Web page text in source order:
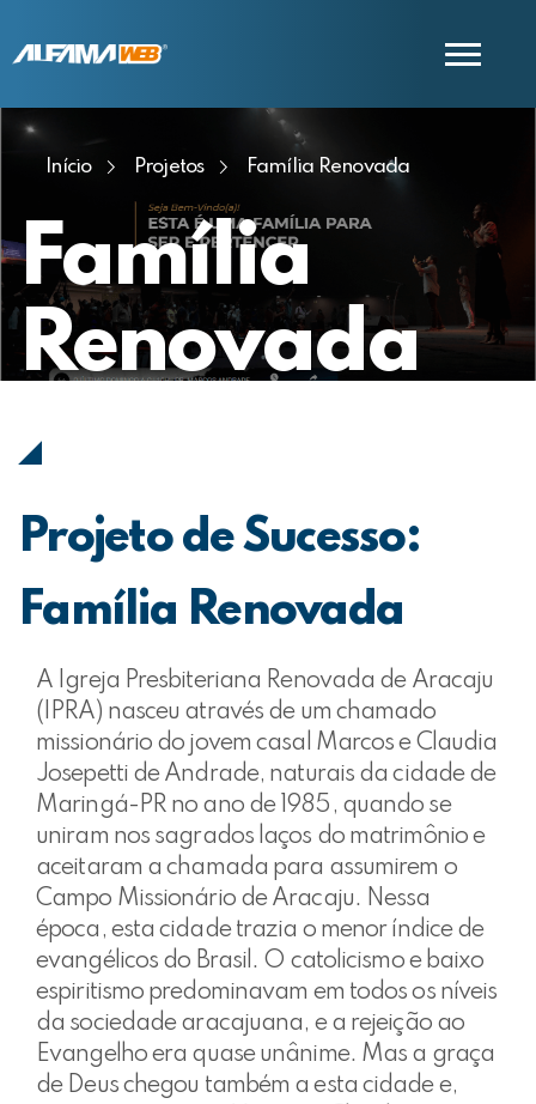
COMERCIAL
SUPORTE
Início Projetos Família Renovada
Família
Renovada
Projeto de Sucesso:
Família Renovada
A Igreja Presbiteriana Renovada de Aracaju
(IPRA) nasceu através de um chamado
missionário do jovem casal Marcos e Claudia
Josepetti de Andrade, naturais da cidade de
Maringá-PR no ano de 1985, quando se
uniram nos sagrados laços do matrimônio e
aceitaram a chamada para assumirem o
Campo Missionário de Aracaju. Nessa
época, esta cidade trazia o menor índice de
evangélicos do Brasil. O catolicismo e baixo
espiritismo predominavam em todos os níveis
da sociedade aracajuana, e a rejeição ao
Evangelho era quase unânime. Mas a graça
de Deus chegou também a esta cidade e,